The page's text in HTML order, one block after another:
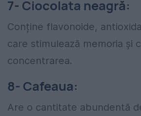
7- Ciocolata neagră:
Conține flavonoide,
care stimulează memoria și
concentrarea.
8- Cafeaua:
Are o cantitate abundentă